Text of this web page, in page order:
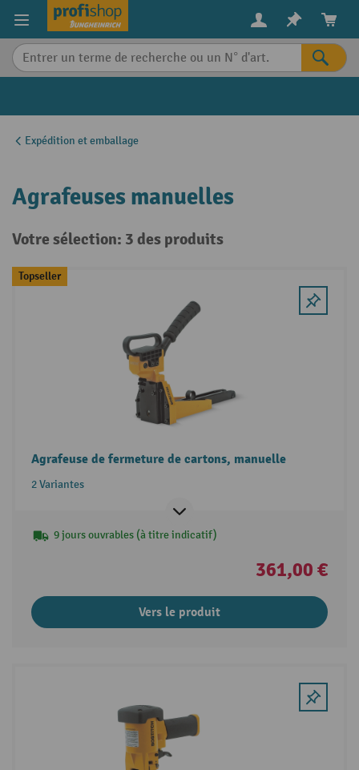
content
Expédition et emballage
Agrafeuses manuelles
Votre sélection: 3 des produits
Topseller
Agrafeuse de fermeture de cartons, manuelle
2 Variantes
9 jours ouvrables (à titre indicatif)
361,00 €
Vers le produit